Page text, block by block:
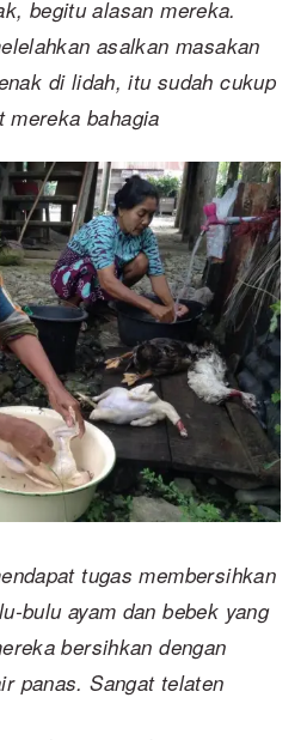
begitu alasan mereka.
asalkan masakan
di lidah, itu sudah cukup
mereka bahagia
tugas membersihkan
bulu ayam dan bebek yang
bersihkan dengan
panas. Sangat telaten